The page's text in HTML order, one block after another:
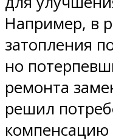
Например, в
затопления
но
ремонта
решил
компенсацию